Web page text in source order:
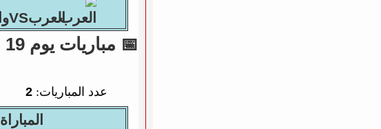
العربVSوادي
📅 مباريات يوم 19 مايو 2026
عدد المباريات: 2
المباراة